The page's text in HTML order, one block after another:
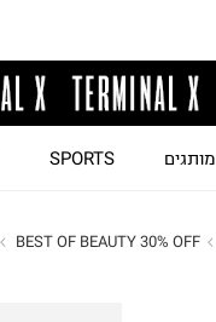
מותגים SPORTS
BEST OF BEAUTY 30% OFF